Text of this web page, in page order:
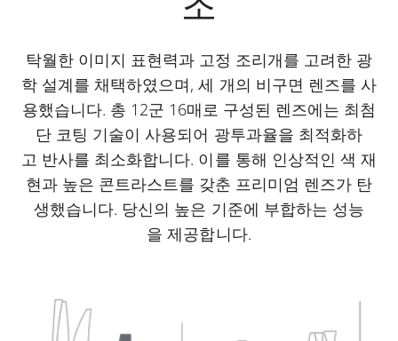
탁월한 이미지 표현력과 고정 조리개를 고려한 광
학 설계를 채택하였으며, 세 개의 비구면 렌즈를 사
용했습니다. 총 12군 16매로 구성된 렌즈에는 최첨
단 코팅 기술이 사용되어 광투과율을 최적화하
고 반사를 최소화합니다. 이를 통해 인상적인 색 재
현과 높은 콘트라스트를 갖춘 프리미엄 렌즈가 탄
생했습니다. 당신의 높은 기준에 부합하는 성능
을 제공합니다.